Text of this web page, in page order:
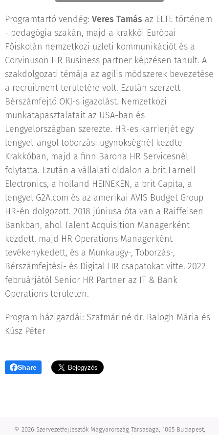
Programtartó vendég: Veres Tamás az ELTE történem
- pedagógia szakán, majd a krakkói Európai
Főiskolán nemzetközi üzleti kommunikációt és a
Corvinuson HR Business partner képzésen tanult. A
szakdolgozati témája az agilis módszerek bevezetése
a recruitment területére volt. Ezután szerzett
Bérszámfejtő OKJ-s igazolást. Nemzetközi
munkatapasztalatait az USA-ban és
Lengyelországban szerezte. HR-es karrierjét egy
lengyel-angol toborzási ügynökségnél kezdte
Krakkóban, majd a finn Barona HR Servicesnél
folytatta. Ezután a vállalati oldalon a brit Farnell
Electronics, a holland HEINEKEN, a brit Capita, a
lengyel G2A.com és az amerikai AVIS Budget Group
HR-én dolgozott. 2018 júniusa óta van a Raiffeisen
Bankban, ahol Talent Acquisition Managerként
kezdett, majd HR Operations Managerként
tevékenykedett, és a Munkaügy-, Toborzás-,
Bérszámfejtési- és Digital HR csapatokat vitte. 2022
februárjától Senior HR Partner az IT & Bank
Operations területen.
Program házigazdái: Szatmáriné dr. Balogh Mária és
Kúsz Péter
Share
© 2026 Szervezetfejlesztők Magyarország Társasága, 1065 Budapest,